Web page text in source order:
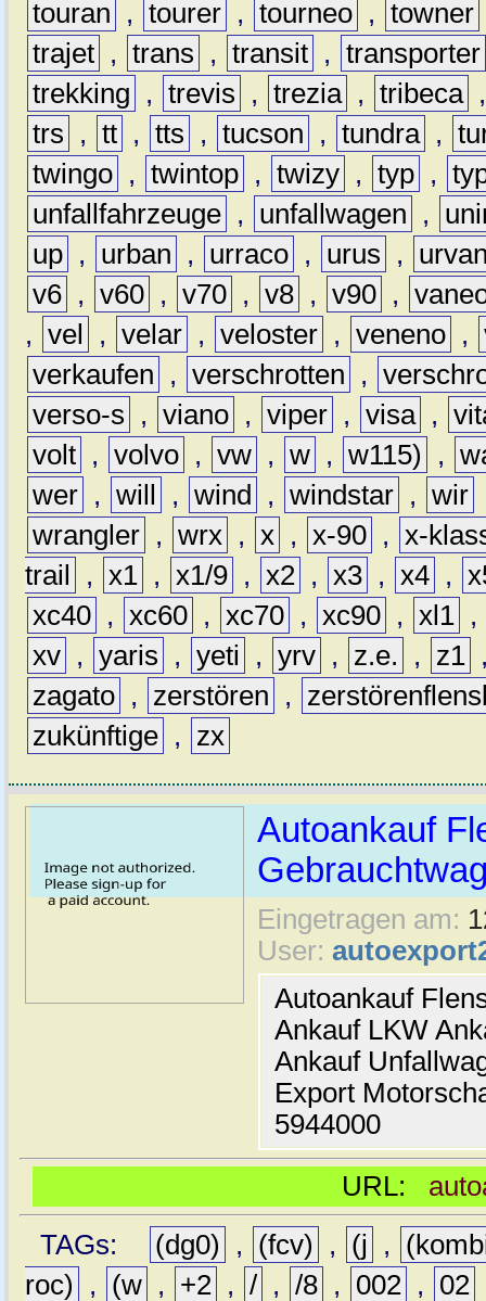
touran , tourer , tourneo , towner
trajet , trans , transit , transporter
trekking
, trevis , trezia , tribeca
trs
, tt , tts , tucson , tundra ,
twingo , twintop , twizy , typ ,
unfallfahrzeuge , unfallwagen ,
up , urban , urraco , urus ,
v6 , v60 , v70 , v8 , v90 ,
, vel , velar , veloster , veneno ,
verkaufen
, verschrotten ,
verso-s
, viano , viper , visa ,
volt , volvo , vw , w , w115) ,
wer , will , wind , windstar , wir
wrangler , wrx , x , x-90 , x-
trail
, x1 , x1/9 , x2 , x3 , x4 ,
xc40 , xc60 , xc70 , xc90 , xl1 ,
xv , yaris , yeti , yrv , z.e. , z1
zagato , zerstören ,
zukünftige , zx
Autoankauf
Eingetragen am:
User:
Autoankauf
Ankauf LKW
Ankauf
Export
5944000
URL:
TAGs:
(dg0) , (fcv) , (j ,
roc)
, (w , +2 , / , /8 , 002 , 02